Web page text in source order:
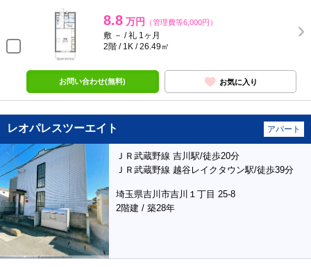
8.8 万円 （管理費等6,000円）
敷 － / 礼 1ヶ月
2階 / 1K / 26.49㎡
お問い合わせ(無料) お気に入り
レオパレスツーエイト アパート
ＪＲ武蔵野線 吉川駅/徒歩20分
ＪＲ武蔵野線 越谷レイクタウン駅/徒歩39分
埼玉県吉川市吉川１丁目 25-8
2階建 / 築28年